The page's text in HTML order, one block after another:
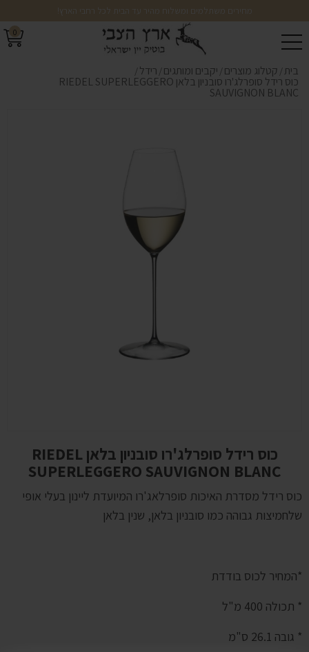
מחירים משתלמים ומשלוח מהיר עד הבית לכל רחבי הארץ!
0
בית/ קטלוג מוצרים/ יקבים ומותגים/ רידל/
כוס רידל סופרלג'רו סובניון בלאן RIEDEL SUPERLEGGERO
SAUVIGNON BLANC
כוס רידל סופרלג'רו סובניון בלאן RIEDEL
SUPERLEGGERO SAUVIGNON BLANC
כוס רידל מסדרת האיכות סופרלאג'רו המיועדת ליינון בעלי אופי
שלחמיצות גבוהה כמו סובניון בלאן, שנין בלאן
*המחיר לכוס בודדת
* תכולה 400 מ"ל
* גובה 26.1 ס"מ